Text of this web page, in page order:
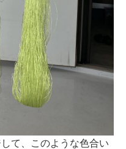
て、このような色合い